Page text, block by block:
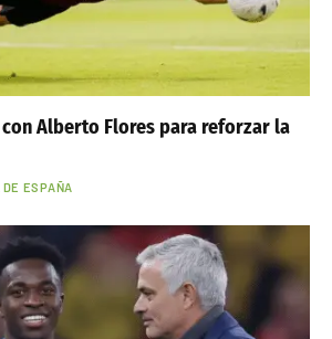
Alberto Flores para reforzar la
DE ESPAÑA